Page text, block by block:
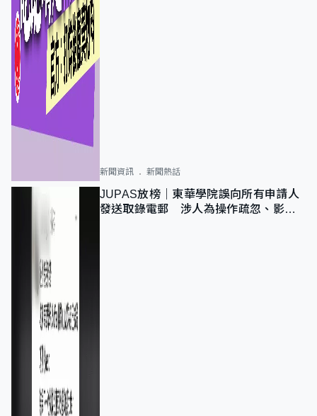
新聞資訊 新聞熱話
JUPAS放榜｜東華學院誤向所有申請人
發送取錄電郵 涉人為操作疏忽、影響